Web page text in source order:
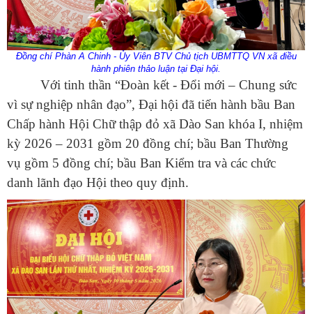
Đồng chí Phàn A Chinh - Ủy Viên BTV Chủ tịch UBMTTQ VNxã điều
hành phiên thảo luận tại Đại hội.
Với tinh thần “Đoàn kết - Đổi mới – Chung sức
vì sự nghiệp nhân đạo”, Đại hội đã tiến hành bầu Ban
Chấp hành Hội Chữ thập đỏ xã Dào San khóa I, nhiệm
kỳ 2026 – 2031 gồm 20 đồng chí; bầu Ban Thường
vụ gồm 5 đồng chí; bầu Ban Kiểm tra và các chức
danh lãnh đạo Hội theo quy định.